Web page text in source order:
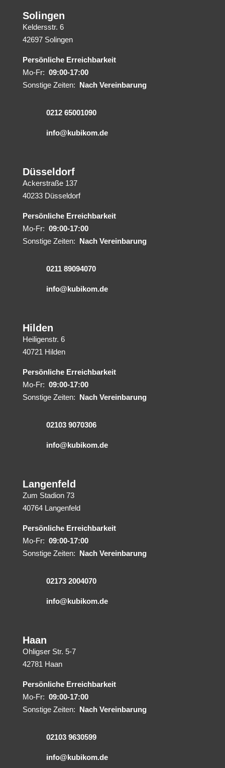
Solingen
Keldersstr. 6
42697 Solingen
Persönliche Erreichbarkeit
Mo-Fr: 09:00-17:00
Sonstige Zeiten: Nach Vereinbarung
0212 65001090
info@kubikom.de
Düsseldorf
Ackerstraße 137
40233 Düsseldorf
Persönliche Erreichbarkeit
Mo-Fr: 09:00-17:00
Sonstige Zeiten: Nach Vereinbarung
0211 89094070
info@kubikom.de
Hilden
Heiligenstr. 6
40721 Hilden
Persönliche Erreichbarkeit
Mo-Fr: 09:00-17:00
Sonstige Zeiten: Nach Vereinbarung
02103 9070306
info@kubikom.de
Langenfeld
Zum Stadion 73
40764 Langenfeld
Persönliche Erreichbarkeit
Mo-Fr: 09:00-17:00
Sonstige Zeiten: Nach Vereinbarung
02173 2004070
info@kubikom.de
Haan
Ohligser Str. 5-7
42781 Haan
Persönliche Erreichbarkeit
Mo-Fr: 09:00-17:00
Sonstige Zeiten: Nach Vereinbarung
02103 9630599
info@kubikom.de